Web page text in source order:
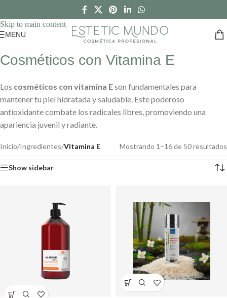
Skip to main content
MENU
Cosméticos con Vitamina E
Los cosméticos con vitamina Eson fundamentales para
mantener tu piel hidratada y saludable. Este poderoso
antioxidante combate los radicales libres, promoviendo una
apariencia juvenil y radiante.
Inicio/Ingredientes/Vitamina E Mostrando 1–16 de 50 resultados
Show sidebar